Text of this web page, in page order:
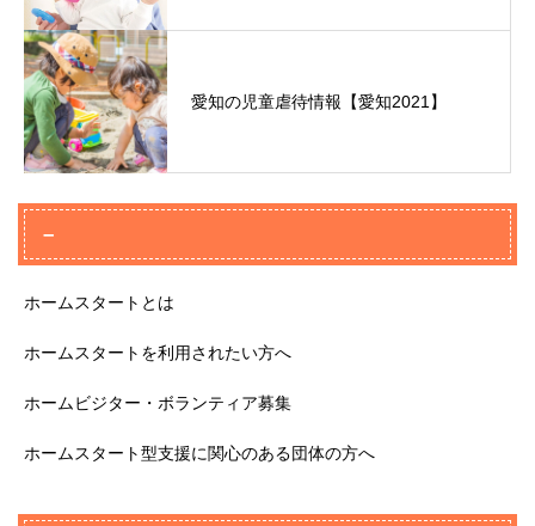
愛知の児童虐待情報【愛知2021】
–
ホームスタートとは
ホームスタートを利用されたい方へ
ホームビジター・ボランティア募集
ホームスタート型支援に関心のある団体の方へ